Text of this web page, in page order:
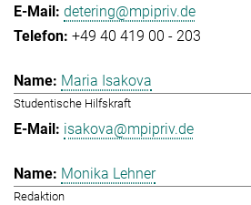
detering@mpipriv.de
+49 40 419 00 - 203
Maria Isakova
Studentische Hilfskraft
isakova@mpipriv.de
Monika Lehner
Redaktion